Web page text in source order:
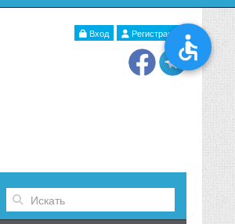
Вход Регистрация